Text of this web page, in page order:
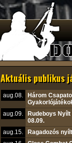
Aktuális publikus
aug.08.
Három
aug.09.
Rudeboys Nyílt
08.09.
aug.15.
Ragadozós